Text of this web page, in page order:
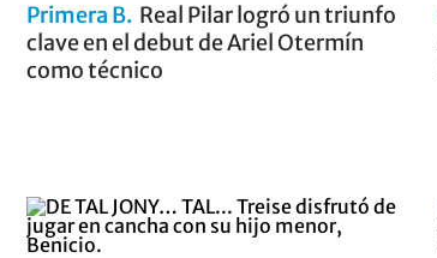
Primera B Real Pilar logró un triunfo
clave en el debut de Ariel Otermín
como técnico